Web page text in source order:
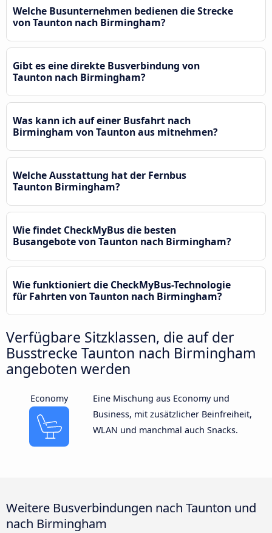
Welche Busunternehmen bedienen die Strecke
von Taunton nach Birmingham?
Gibt es eine direkte Busverbindung von
Taunton nach Birmingham?
Was kann ich auf einer Busfahrt nach
Birmingham von Taunton aus mitnehmen?
Welche Ausstattung hat der Fernbus
Taunton Birmingham?
Wie findet CheckMyBus die besten
Busangebote von Taunton nach Birmingham?
Wie funktioniert die CheckMyBus-Technologie
für Fahrten von Taunton nach Birmingham?
Verfügbare Sitzklassen, die auf der
Busstrecke Taunton nach Birmingham
angeboten werden
Economy
Eine Mischung aus Economy und
Business, mit zusätzlicher Beinfreiheit,
WLAN und manchmal auch Snacks.
Weitere Busverbindungen nach Taunton und
nach Birmingham